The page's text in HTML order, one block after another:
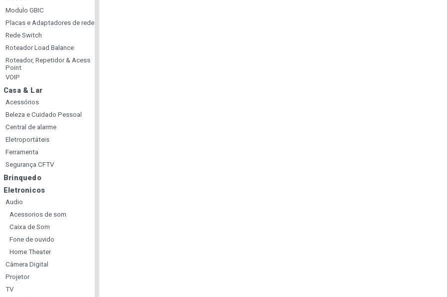
Modulo GBIC
Placas e Adaptadores de rede
Rede Switch
Roteador Load Balance
Roteador, Repetidor & Acess
Point
VOIP
Casa & Lar
Acessórios
Beleza e Cuidado Pessoal
Central de alarme
Eletroportáteis
Ferramenta
Segurança CFTV
Brinquedo
Eletronicos
Audio
Acessorios de som
Caixa de Som
Fone de ouvido
Home Theater
Câmera Digital
Projetor
TV